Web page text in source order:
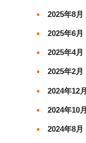
2025年8月
2025年6月
2025年4月
2025年2月
2024年12月
2024年10月
2024年8月